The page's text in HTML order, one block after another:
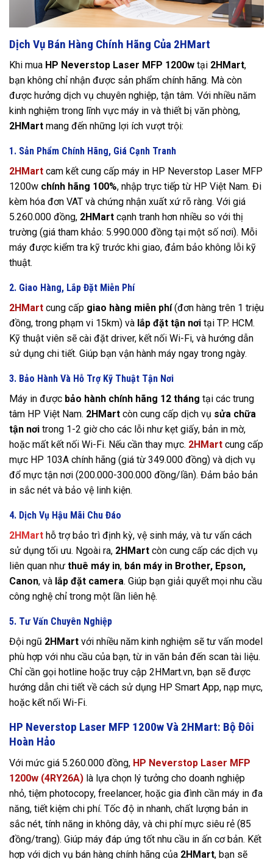
Dịch Vụ Bán Hàng Chính Hãng Của 2HMart
Khi mua HP Neverstop Laser MFP 1200w tại 2HMart,
bạn không chỉ nhận được sản phẩm chính hãng. Mà còn
được hưởng dịch vụ chuyên nghiệp, tận tâm. Với nhiều năm
kinh nghiệm trong lĩnh vực máy in và thiết bị văn phòng,
2HMart mang đến những lợi ích vượt trội:
1. Sản Phẩm Chính Hãng, Giá Cạnh Tranh
2HMart cam kết cung cấp máy in HP Neverstop Laser MFP
1200w chính hãng 100%, nhập trực tiếp từ HP Việt Nam. Đi
kèm hóa đơn VAT và chứng nhận xuất xứ rõ ràng. Với giá
5.260.000 đồng, 2HMart cạnh tranh hơn nhiều so với thị
trường (giá tham khảo: 5.990.000 đồng tại một số nơi). Mỗi
máy được kiểm tra kỹ trước khi giao, đảm bảo không lỗi kỹ
thuật.
2. Giao Hàng, Lắp Đặt Miễn Phí
2HMart cung cấp giao hàng miễn phí(đơn hàng trên 1 triệu
đồng, trong phạm vi 15km) và lắp đặt tận nơi tại TP. HCM.
Kỹ thuật viên sẽ cài đặt driver, kết nối Wi-Fi, và hướng dẫn
sử dụng chi tiết. Giúp bạn vận hành máy ngay trong ngày.
3. Bảo Hành Và Hỗ Trợ Kỹ Thuật Tận Nơi
Máy in được bảo hành chính hãng 12 tháng tại các trung
tâm HP Việt Nam. 2HMart còn cung cấp dịch vụ sửa chữa
tận nơi trong 1-2 giờ cho các lỗi như kẹt giấy, bản in mờ,
hoặc mất kết nối Wi-Fi. Nếu cần thay mực. 2HMart cung cấp
mực HP 103A chính hãng (giá từ 349.000 đồng) và dịch vụ
đổ mực tận nơi (200.000-300.000 đồng/lần). Đảm bảo bản
in sắc nét và bảo vệ linh kiện.
4. Dịch Vụ Hậu Mãi Chu Đáo
2HMart hỗ trợ bảo trì định kỳ, vệ sinh máy, và tư vấn cách
sử dụng tối ưu. Ngoài ra, 2HMart còn cung cấp các dịch vụ
liên quan như thuê máy in, bán máy in Brother, Epson,
Canon, và lắp đặt camera. Giúp bạn giải quyết mọi nhu cầu
công nghệ chỉ trong một lần liên hệ.
5. Tư Vấn Chuyên Nghiệp
Đội ngũ 2HMart với nhiều năm kinh nghiệm sẽ tư vấn model
phù hợp với nhu cầu của bạn, từ in văn bản đến scan tài liệu.
Chỉ cần gọi hotline hoặc truy cập 2HMart.vn, bạn sẽ được
hướng dẫn chi tiết về cách sử dụng HP Smart App, nạp mực,
hoặc kết nối Wi-Fi.
HP Neverstop Laser MFP 1200w Và 2HMart: Bộ Đôi
Hoàn Hảo
Với mức giá 5.260.000 đồng, HP Neverstop Laser MFP
1200w (4RY26A) là lựa chọn lý tưởng cho doanh nghiệp
nhỏ, tiệm photocopy, freelancer, hoặc gia đình cần máy in đa
năng, tiết kiệm chi phí. Tốc độ in nhanh, chất lượng bản in
sắc nét, tính năng in không dây, và chi phí mực siêu rẻ (85
đồng/trang). Giúp máy đáp ứng tốt nhu cầu in ấn cơ bản. Kết
hợp với dịch vụ bán hàng chính hãng của 2HMart, bạn sẽ